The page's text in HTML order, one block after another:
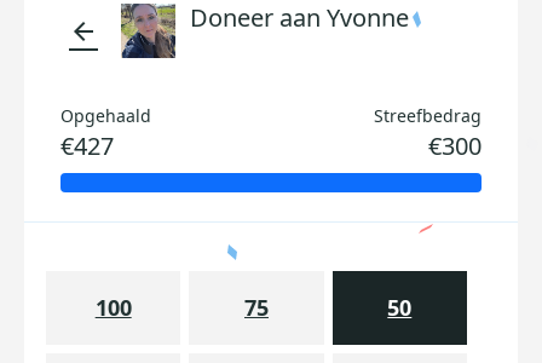
arrow_back Doneer aan Yvonne
Opgehaald
€427
Streefbedrag
€300
100 75 50